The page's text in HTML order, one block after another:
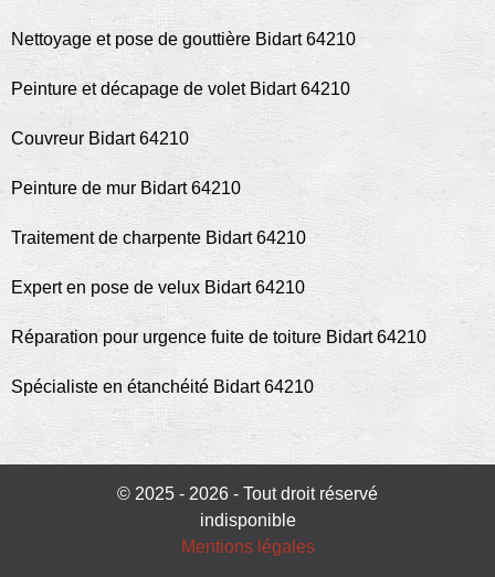
Nettoyage et pose de gouttière Bidart 64210
Peinture et décapage de volet Bidart 64210
Couvreur Bidart 64210
Peinture de mur Bidart 64210
Traitement de charpente Bidart 64210
Expert en pose de velux Bidart 64210
Réparation pour urgence fuite de toiture Bidart 64210
Spécialiste en étanchéité Bidart 64210
© 2025 - 2026 - Tout droit réservé
indisponible
Mentions légales